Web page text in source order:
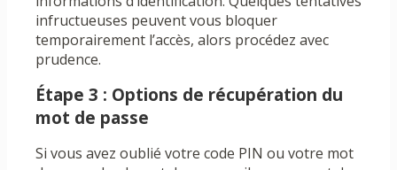
infructueuses peuvent vous bloquer
temporairement l’accès, alors procédez avec
prudence.
Étape 3 : Options de récupération du
mot de passe
Si vous avez oublié votre code PIN ou votre mot